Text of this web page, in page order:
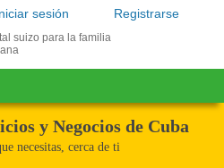
Registrarse
sesión
suizo para la familia
y Negocios de Cuba
necesitas, cerca de ti